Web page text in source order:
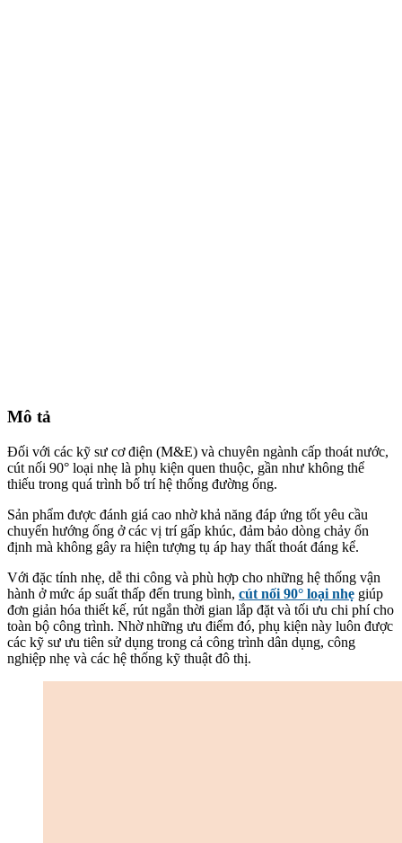
Mô tả
Đối với các kỹ sư cơ điện (M&E) và chuyên ngành cấp thoát nước,
cút nối 90° loại nhẹ là phụ kiện quen thuộc, gần như không thể
thiếu trong quá trình bố trí hệ thống đường ống.
Sản phẩm được đánh giá cao nhờ khả năng đáp ứng tốt yêu cầu
chuyển hướng ống ở các vị trí gấp khúc, đảm bảo dòng chảy ổn
định mà không gây ra hiện tượng tụ áp hay thất thoát đáng kể.
Với đặc tính nhẹ, dễ thi công và phù hợp cho những hệ thống vận
hành ở mức áp suất thấp đến trung bình, cút nối 90° loại nhẹ giúp
đơn giản hóa thiết kế, rút ngắn thời gian lắp đặt và tối ưu chi phí cho
toàn bộ công trình. Nhờ những ưu điểm đó, phụ kiện này luôn được
các kỹ sư ưu tiên sử dụng trong cả công trình dân dụng, công
nghiệp nhẹ và các hệ thống kỹ thuật đô thị.